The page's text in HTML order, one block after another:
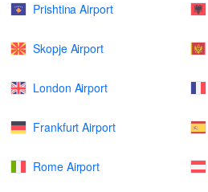
Prishtina Airport
Skopje Airport
London Airport
Frankfurt Airport
Rome Airport